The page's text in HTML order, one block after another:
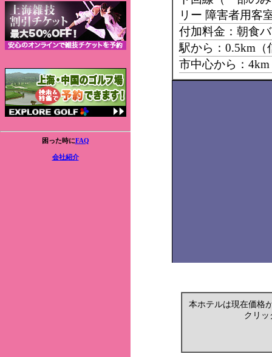
困った時にFAQ
会社紹介
リー 障害者用客
付加料金：朝食
駅から：0.5km（
市中心から：
本ホテルは現在価格
クリッ